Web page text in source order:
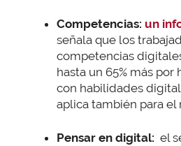
Competencias: un
señala que los
competencias
hasta un 65% más
con habilidades
aplica también para el
Pensar en digital: el